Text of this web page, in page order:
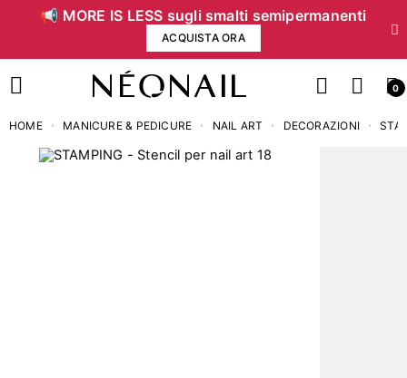
📢 MORE IS LESS sugli smalti semipermanenti
ACQUISTA ORA
0
HOME MANICURE & PEDICURE NAIL ART DECORAZIONI